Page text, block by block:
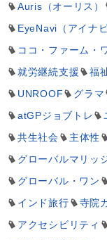
Auris（オーリス）
EyeNavi（アイナビ
ココ・ファーム・
就労継続支援
福
UNROOF
グラマ
atGPジョブトレ
共生社会
主体性
グローバルマリッ
グローバル・ワン
インド旅行
寺院
アクセシビリティ